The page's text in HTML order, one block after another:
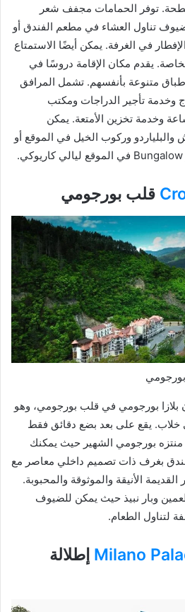
توفر الحمامات مجفف شعر
تناول العشاء في مطعم الفندق أو
في الغرفة. يمكن أيضًا الاستمتاع
يقدم مكان الإقامة دروسًا في
متنوعة بأنفسهم. تشمل المرافق
وخدمة تأجير الدراجات ومكتب
وخدمة تخزين الأمتعة. يمكن
والبلياردو وركوب الخيل في الموقع أو
قلب بورجومي
بلازا بورجومي في قلب بورجومي، وهو
يقع على بعد بضع دقائق فقط
بورجومي الشهير حيث يمكنك
بغرف ذات تصميم داخلي معاصر مع
الأنيقة والموثوقة والمحبوبة.
وبار نبيذ حيث يمكن للضيوف
لتناول الطعام.
Milano إطلالة